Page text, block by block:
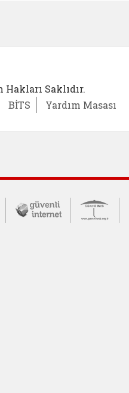
Hakları Saklıdır.
BİTS Yardım Masası
İletişim Merkezi
Çocuklar Güvende (yeni
Güvenli